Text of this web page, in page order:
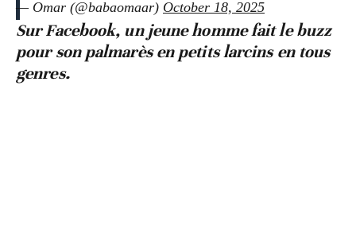
— Omar (@babaomaar) October 18, 2025
Sur Facebook, un jeune homme fait le buzz
pour son palmarès en petits larcins en tous
genres.